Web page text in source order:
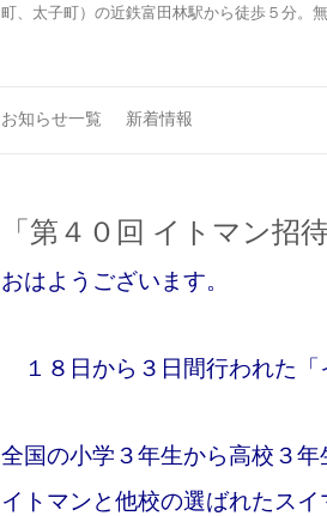
町、太子町）の近鉄富田林駅から徒歩５分。
お知らせ一覧 新着情報
「第４０回 イトマン招
おはようございます。
１８日から３日間行われた「
全国の小学３年生から高校３年
イトマンと他校の選ばれたスイ